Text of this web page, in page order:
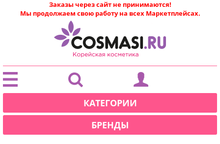
|
Заказы через сайт не принимаются!
Мы продолжаем свою работу на всех Маркетплейсах.
КАТЕГОРИИ
БРЕНДЫ